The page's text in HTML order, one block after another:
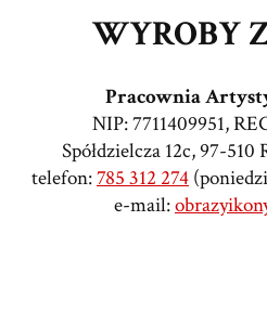
WYROBY
Pracownia
NIP: 7711409951,
Spółdzielcza 12c, 97-510
telefon:785 312 274
e-mail: